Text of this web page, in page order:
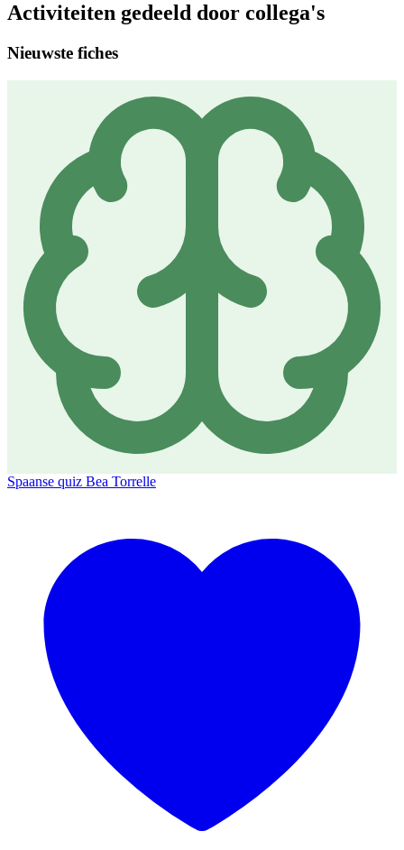
Activiteiten gedeeld door collega's
Nieuwste fiches
Spaanse quiz Bea Torrelle